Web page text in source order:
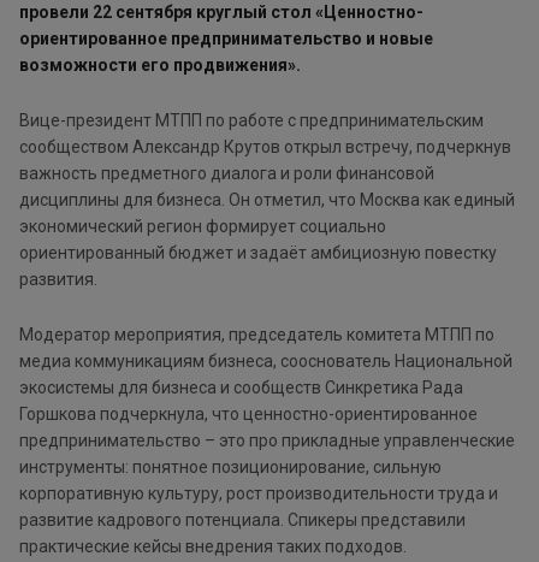
провели 22 сентября круглый стол «Ценностно-
ориентированное предпринимательство и новые
возможности его продвижения».
Вице-президент МТПП по работе с предпринимательским
сообществом Александр Крутов открыл встречу, подчеркнув
важность предметного диалога и роли финансовой
дисциплины для бизнеса. Он отметил, что Москва как единый
экономический регион формирует социально
ориентированный бюджет и задаёт амбициозную повестку
развития.
Модератор мероприятия, председатель комитета МТПП по
медиа коммуникациям бизнеса, сооснователь Национальной
экосистемы для бизнеса и сообществ Синкретика Рада
Горшкова подчеркнула, что ценностно-ориентированное
предпринимательство – это про прикладные управленческие
инструменты: понятное позиционирование, сильную
корпоративную культуру, рост производительности труда и
развитие кадрового потенциала. Спикеры представили
практические кейсы внедрения таких подходов.